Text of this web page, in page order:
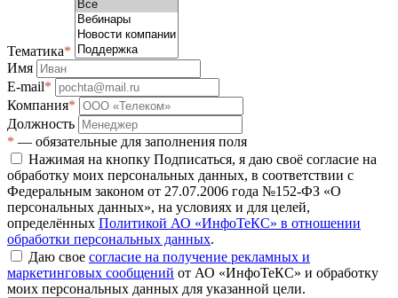
Тематика*
Имя
E-mail*
Компания*
Должность
* — обязательные для заполнения поля
Нажимая на кнопку Подписаться, я даю своё согласие на
обработку моих персональных данных, в соответствии с
Федеральным законом от 27.07.2006 года №152-ФЗ «О
персональных данных», на условиях и для целей,
определённых Политикой АО «ИнфоТеКС» в отношении
обработки персональных данных.
Даю свое согласие на получение рекламных и
маркетинговых сообщений от АО «ИнфоТеКС» и обработку
моих персональных данных для указанной цели.